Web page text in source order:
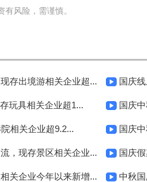
风险，需谨慎。
存出境游相关企业超... 国庆
玩具相关企业超1... 国庆
相关企业超9.2... 国庆
，现存景区相关企业... 国庆
关企业今年以来新增... 中秋